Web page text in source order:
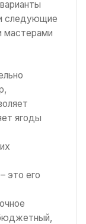
следующие
мастерами
ягоды
это его